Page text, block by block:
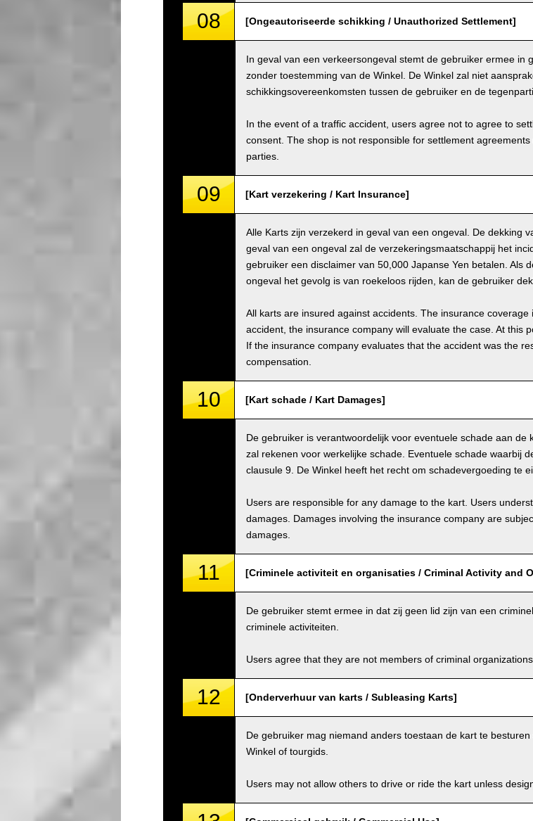
08 [Ongeautoriseerde schikking / Unauthorized Settlement]
In geval van een verkeersongeval stemt de gebruiker ermee in
zonder toestemming van de Winkel. De Winkel zal niet
schikkingsovereenkomsten tussen de gebruiker en de
In the event of a traffic accident, users agree not to agree to
consent. The shop is not responsible for settlement
parties.
09 [Kart verzekering / Kart Insurance]
Alle Karts zijn verzekerd in geval van een ongeval. De dekking
geval van een ongeval zal de verzekeringsmaatschappij het
gebruiker een disclaimer van 50,000 Japanse Yen betalen. Als
ongeval het gevolg is van roekeloos rijden, kan de gebruiker
All karts are insured against accidents. The insurance
accident, the insurance company will evaluate the case. At this
If the insurance company evaluates that the accident was the
compensation.
10 [Kart schade / Kart Damages]
De gebruiker is verantwoordelijk voor eventuele schade aan
zal rekenen voor werkelijke schade. Eventuele schade waarbij
clausule 9. De Winkel heeft het recht om schadevergoeding te
Users are responsible for any damage to the kart. Users
damages. Damages involving the insurance company are
damages.
11 [Criminele activiteit en organisaties / Criminal Activity and
De gebruiker stemt ermee in dat zij geen lid zijn van een
criminele activiteiten.
Users agree that they are not members of criminal
12 [Onderverhuur van karts / Subleasing Karts]
De gebruiker mag niemand anders toestaan de kart te
Winkel of tourgids.
Users may not allow others to drive or ride the kart unless